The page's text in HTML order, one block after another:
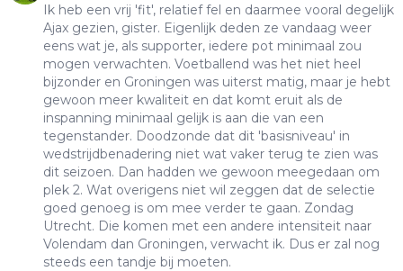
Ik heb een vrij 'fit', relatief fel en daarmee vooral degelijk
Ajax gezien, gister. Eigenlijk deden ze vandaag weer
eens wat je, als supporter, iedere pot minimaal zou
mogen verwachten. Voetballend was het niet heel
bijzonder en Groningen was uiterst matig, maar je hebt
gewoon meer kwaliteit en dat komt eruit als de
inspanning minimaal gelijk is aan die van een
tegenstander. Doodzonde dat dit 'basisniveau' in
wedstrijdbenadering niet wat vaker terug te zien was
dit seizoen. Dan hadden we gewoon meegedaan om
plek 2. Wat overigens niet wil zeggen dat de selectie
goed genoeg is om mee verder te gaan. Zondag
Utrecht. Die komen met een andere intensiteit naar
Volendam dan Groningen, verwacht ik. Dus er zal nog
steeds een tandje bij moeten.